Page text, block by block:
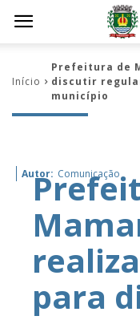
Início
Prefeitura de
discutir
município
Autor: Comunicação
para